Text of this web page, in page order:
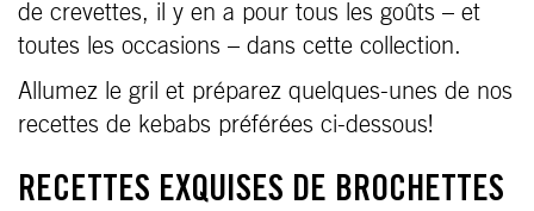
de crevettes, il y en a pour tous les goûts – et
toutes les occasions – dans cette collection.
Allumez le gril et préparez quelques-unes de nos
recettes de kebabs préférées ci-dessous!
RECETTES EXQUISES DE BROCHETTES